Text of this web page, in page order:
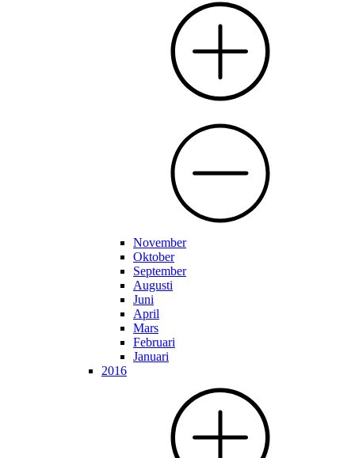
November
Oktober
September
Augusti
Juni
April
Mars
Februari
Januari
2016